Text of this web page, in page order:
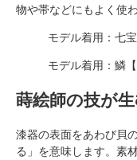
物や帯などにもよく使
モデル着用：七宝
モデル着用：鱗【
蒔絵師の技が生
漆器の表面をあわび貝
る」を意味します。素